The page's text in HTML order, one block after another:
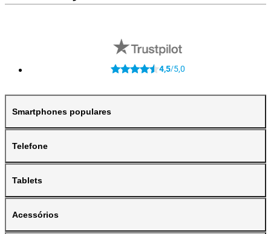
4,5/5,0
Smartphones populares
Telefone
Tablets
Acessórios